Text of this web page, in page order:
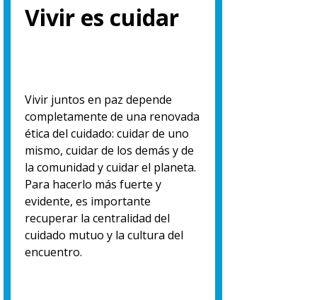
Vivir es cuidar
Vivir juntos en paz depende
completamente de una renovada
ética del cuidado: cuidar de uno
mismo, cuidar de los demás y de
la comunidad y cuidar el planeta.
Para hacerlo más fuerte y
evidente, es importante
recuperar la centralidad del
cuidado mutuo y la cultura del
encuentro.